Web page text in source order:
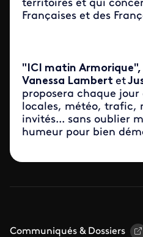
territoires et qui
Françaises et des
"ICI matin Armorique",
Vanessa Lambert et
proposera chaque
locales, météo, trafic,
invités... sans oublier
humeur pour bien
Communiqués & Dossiers